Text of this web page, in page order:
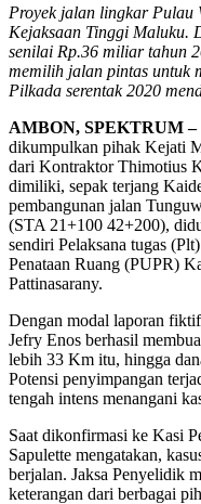
Proyek jalan lingkar Pulau
Kejaksaan Tinggi Maluku.
senilai Rp.36 miliar tahun
memilih jalan pintas untuk
Pilkada serentak 2020
AMBON, SPEKTRUM –
dikumpulkan pihak Kejati
dari Kontraktor Thimotius
dimiliki, sepak terjang
pembangunan jalan
(STA 21+100 42+200),
sendiri Pelaksana tugas
Penataan Ruang (PUPR)
Pattinasarany.
Dengan modal laporan
Jefry Enos berhasil
lebih 33 Km itu, hingga
Potensi penyimpangan
tengah intens menangani
Saat dikonfirmasi ke Kasi
Sapulette mengatakan,
berjalan. Jaksa Penyelidik
keterangan dari berbagai